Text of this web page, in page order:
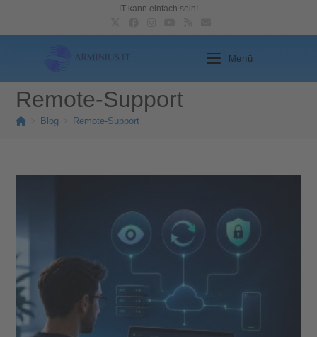
IT kann einfach sein!
Menü
Remote-Support
Blog Remote-Support